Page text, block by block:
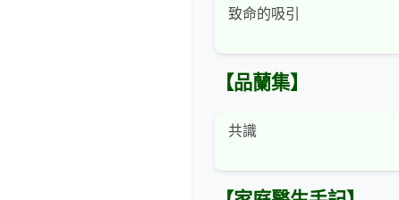
致命的吸引
【品蘭集】
共識